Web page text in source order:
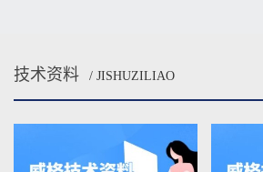
技术资料 / JISHUZILIAO